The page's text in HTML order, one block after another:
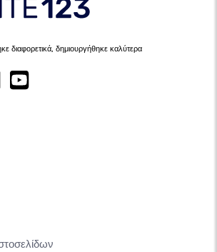
διαφορετικά, δημιουργήθηκε καλύτερα